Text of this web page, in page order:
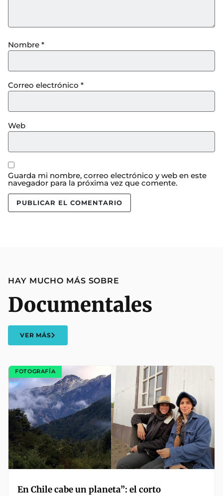
Nombre *
Correo electrónico *
Web
Guarda mi nombre, correo electrónico y web en este
navegador para la próxima vez que comente.
HAY MUCHO MÁS SOBRE
Documentales
VER MÁS
FOTOGRAFÍA
En Chile cabe un planeta”: el corto